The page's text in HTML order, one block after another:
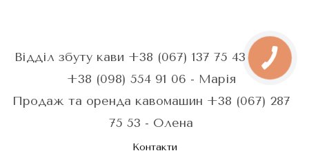
Відділ збуту кави +38 (067) 137 75 43 - Анна
+38 (098) 554 91 06 - Марія
Продаж та оренда кавомашин +38 (067) 287
75 53 - Олена
Контакти